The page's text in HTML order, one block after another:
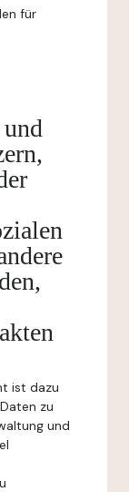
für
ist dazu
zu
und